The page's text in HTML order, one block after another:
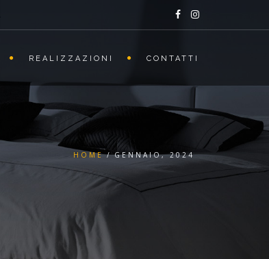
REALIZZAZIONI CONTATTI
HOME GENNAIO, 2024